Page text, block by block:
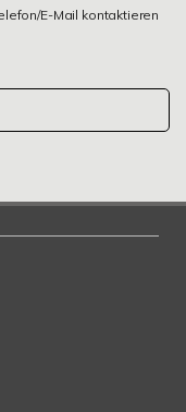
E-Mail kontaktieren